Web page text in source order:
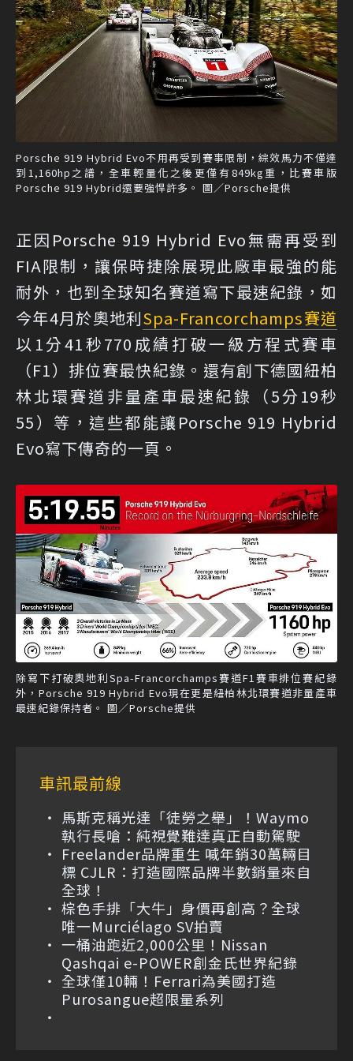
Porsche 919 Hybrid Evo不用再受到賽事限制，綜效馬力不僅達
到1,160hp之譜，全車輕量化之後更僅有849kg重，比賽車版
Porsche 919 Hybrid還要強悍許多。 圖／Porsche提供
正因Porsche 919 Hybrid Evo無需再受到
FIA限制，讓保時捷除展現此廠車最強的能
耐外，也到全球知名賽道寫下最速紀錄，如
今年4月於奧地利Spa-Francorchamps賽道
以1分41秒770成績打破一級方程式賽車
（F1）排位賽最快紀錄。還有創下德國紐柏
林北環賽道非量產車最速紀錄（5分19秒
55）等，這些都能讓Porsche 919 Hybrid
Evo寫下傳奇的一頁。
除寫下打破奧地利Spa-Francorchamps賽道F1賽車排位賽紀錄
外，Porsche 919 Hybrid Evo現在更是紐柏林北環賽道非量產車
最速紀錄保持者。 圖／Porsche提供
車訊最前線
馬斯克稱光達「徒勞之舉」！Waymo
執行長嗆：純視覺難達真正自動駕駛
Freelander品牌重生 喊年銷30萬輛目
標 CJLR：打造國際品牌半數銷量來自
全球！
棕色手排「大牛」身價再創高？全球
唯一Murciélago SV拍賣
一桶油跑近2,000公里！Nissan
Qashqai e-POWER創金氏世界紀錄
全球僅10輛！Ferrari為美國打造
Purosangue超限量系列